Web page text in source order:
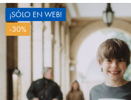
¡SÓLO EN WEB!
-30%